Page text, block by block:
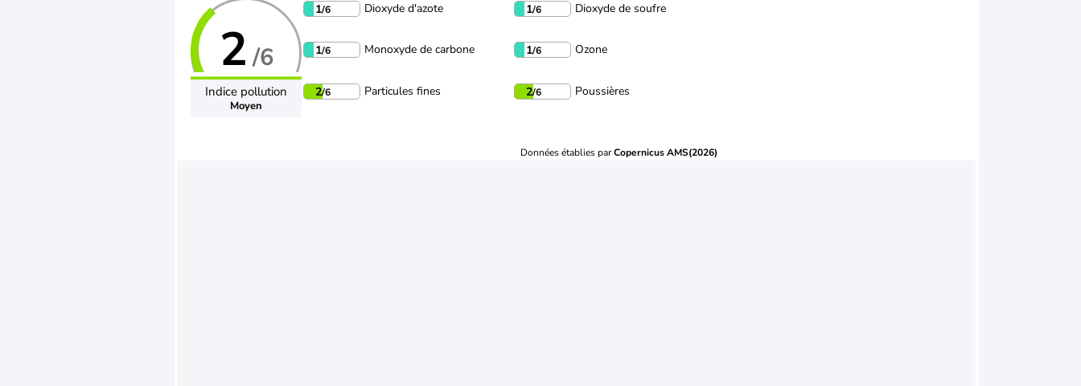
2 /6
Indice pollution
Moyen
1/6 Dioxyde d'azote 1/6 Dioxyde de soufre
1/6 Monoxyde de carbone 1/6 Ozone
2/6 Particules fines 2/6 Poussières
Données établies parCopernicus AMS(2026)